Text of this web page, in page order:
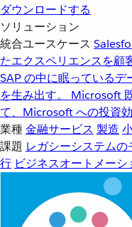
ダウンロードする
ソリューション
統合ユースケース
たエクスペリエンスを顧
SAP の中に眠っている
を生み出す。
Microsoft
て、Microsoft への投資効
業種金融サービス 製造
課題 レガシーシステム
行 ビジネスオートメーシ